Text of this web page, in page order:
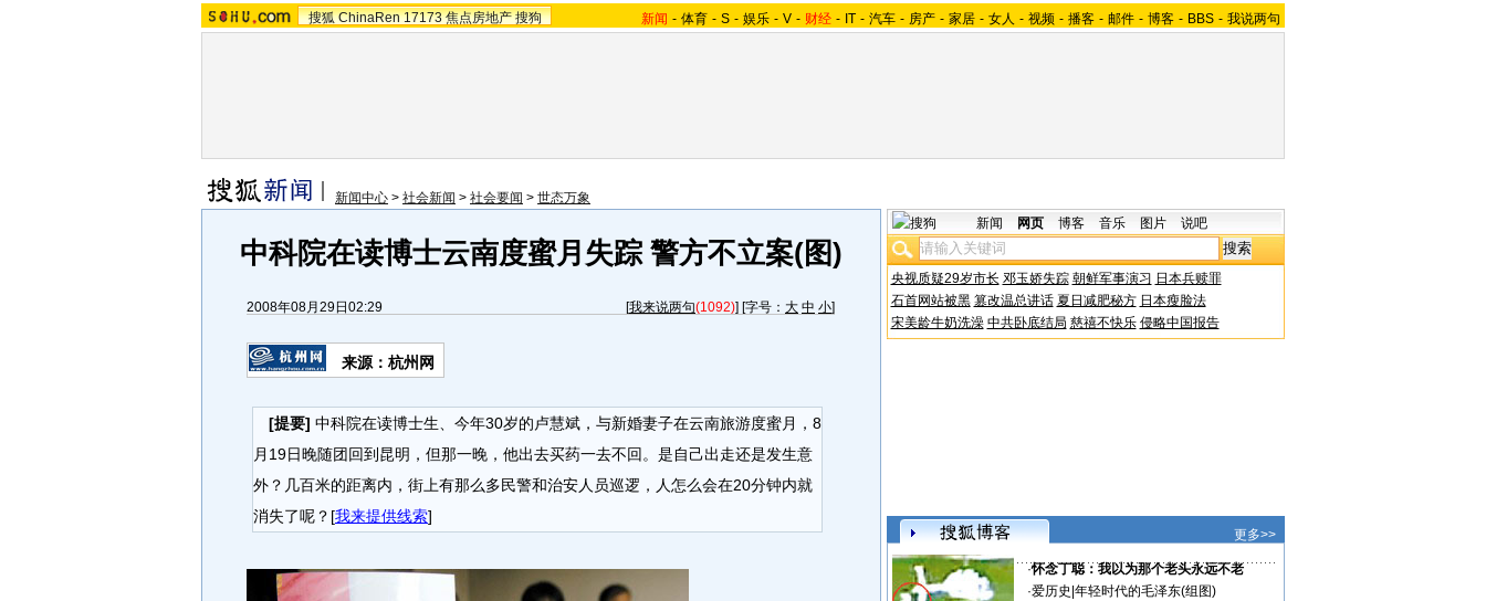
搜狐 ChinaRen 17173 焦点房地产 搜狗 新闻 - 体育 - S - 娱乐 - V - 财经 - IT - 汽车 - 房产 - 家居 - 女人 - 视频 - 播客 - 邮件 - 博客 - BBS - 我说两句
新闻中心 > 社会新闻 > 社会要闻 > 世态万象
中科院在读博士云南度蜜月失踪 警方不立案(图)
2008年08月29日02:29 [我来说两句(1092)] [字号： 大 中 小]
来源：杭州网
[提要] 中科院在读博士生、今年30岁的卢慧斌，与新婚妻子在云南旅游度蜜月，8
月19日晚随团回到昆明，但那一晚，他出去买药一去不回。是自己出走还是发生意
外？几百米的距离内，街上有那么多民警和治安人员巡逻，人怎么会在20分钟内就
消失了呢？[我来提供线索]
新闻 网页 博客 音乐 图片 说吧
央视质疑29岁市长 邓玉娇失踪 朝鲜军事演习 日本兵赎罪
石首网站被黑 篡改温总讲话 夏日减肥秘方 日本瘦脸法
宋美龄牛奶洗澡 中共卧底结局 慈禧不快乐 侵略中国报告
更多>>
·怀念丁聪：我以为那个老头永远不老
·爱历史 年轻时代的毛泽东(组图)